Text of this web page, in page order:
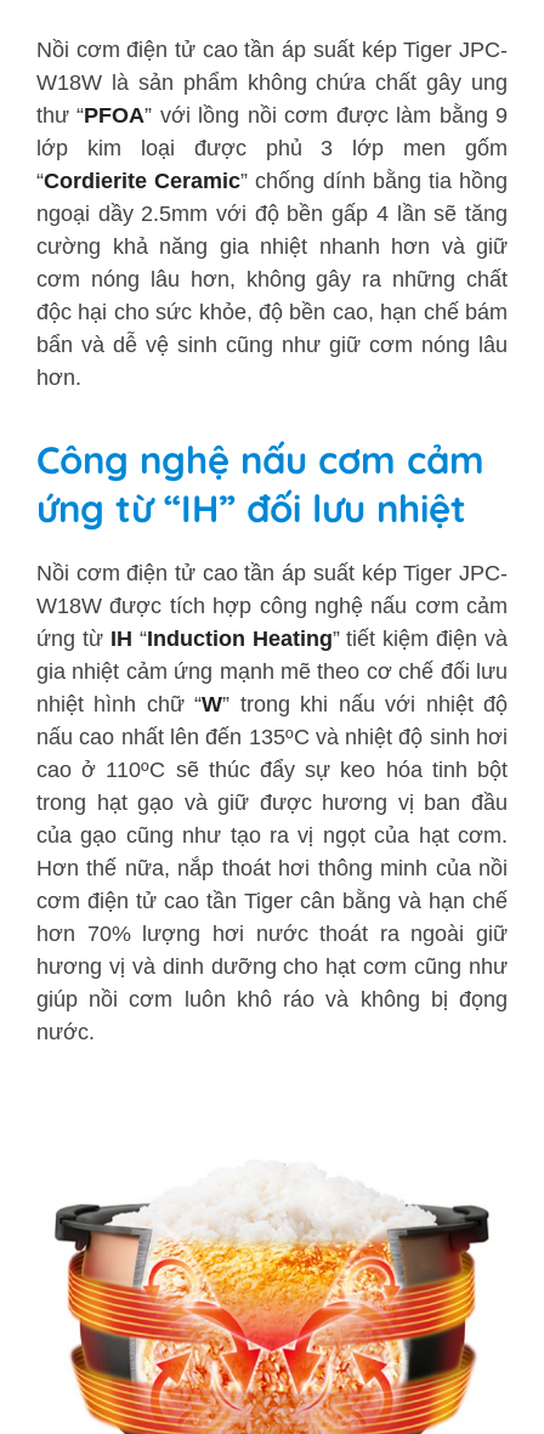
Nồi cơm điện tử cao tần áp suất kép Tiger JPC-
W18W là sản phẩm không chứa chất gây ung
thư “PFOA” với lồng nồi cơm được làm bằng 9
lớp kim loại được phủ 3 lớp men gốm
“Cordierite Ceramic” chống dính bằng tia hồng
ngoại dầy 2.5mm với độ bền gấp 4 lần sẽ tăng
cường khả năng gia nhiệt nhanh hơn và giữ
cơm nóng lâu hơn, không gây ra những chất
độc hại cho sức khỏe, độ bền cao, hạn chế bám
bẩn và dễ vệ sinh cũng như giữ cơm nóng lâu
hơn.
Công nghệ nấu cơm cảm
ứng từ “IH” đối lưu nhiệt
Nồi cơm điện tử cao tần áp suất kép Tiger JPC-
W18W được tích hợp công nghệ nấu cơm cảm
ứng từ IH “Induction Heating” tiết kiệm điện và
gia nhiệt cảm ứng mạnh mẽ theo cơ chế đối lưu
nhiệt hình chữ “W” trong khi nấu với nhiệt độ
nấu cao nhất lên đến 135ºC và nhiệt độ sinh hơi
cao ở 110ºC sẽ thúc đẩy sự keo hóa tinh bột
trong hạt gạo và giữ được hương vị ban đầu
của gạo cũng như tạo ra vị ngọt của hạt cơm.
Hơn thế nữa, nắp thoát hơi thông minh của nồi
cơm điện tử cao tần Tiger cân bằng và hạn chế
hơn 70% lượng hơi nước thoát ra ngoài giữ
hương vị và dinh dưỡng cho hạt cơm cũng như
giúp nồi cơm luôn khô ráo và không bị đọng
nước.